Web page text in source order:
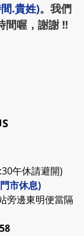
.貴姓)。我們
間喔，謝謝 !!
午休請避開)
市休息)
旁邊東明便當隔